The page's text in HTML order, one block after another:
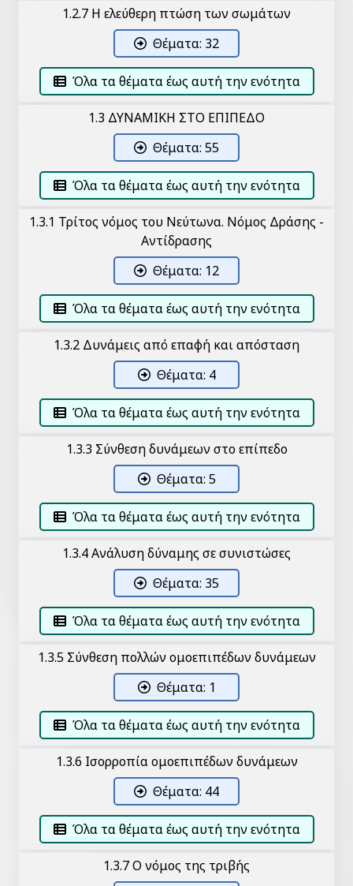
1.2.7 Η ελεύθερη πτώση των σωμάτων
Θέματα: 32
Όλα τα θέματα έως αυτή την ενότητα
1.3 ΔΥΝΑΜΙΚΗ ΣΤΟ ΕΠΙΠΕΔΟ
Θέματα: 55
Όλα τα θέματα έως αυτή την ενότητα
1.3.1 Τρίτος νόμος του Νεύτωνα. Νόμος Δράσης -
Αντίδρασης
Θέματα: 12
Όλα τα θέματα έως αυτή την ενότητα
1.3.2 Δυνάμεις από επαφή και απόσταση
Θέματα: 4
Όλα τα θέματα έως αυτή την ενότητα
1.3.3 Σύνθεση δυνάμεων στο επίπεδο
Θέματα: 5
Όλα τα θέματα έως αυτή την ενότητα
1.3.4 Ανάλυση δύναμης σε συνιστώσες
Θέματα: 35
Όλα τα θέματα έως αυτή την ενότητα
1.3.5 Σύνθεση πολλών ομοεπιπέδων δυνάμεων
Θέματα: 1
Όλα τα θέματα έως αυτή την ενότητα
1.3.6 Ισορροπία ομοεπιπέδων δυνάμεων
Θέματα: 44
Όλα τα θέματα έως αυτή την ενότητα
1.3.7 Ο νόμος της τριβής